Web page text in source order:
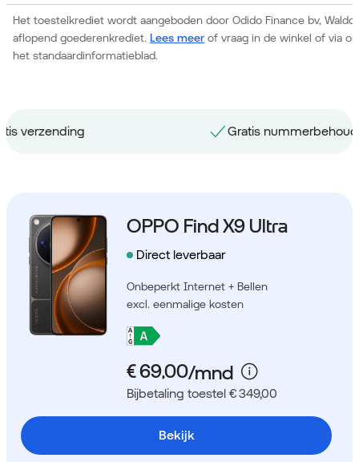
Het toestelkrediet wordt aangeboden door Odido Finance bv,
aflopend goederenkrediet. Lees meer of vraag in de winkel of via
het standaardinformatieblad.
Gratis nummerbehoud
OPPO Find X9 Ultra
Direct leverbaar
Onbeperkt Internet + Bellen
excl. eenmalige kosten
Bijbetaling toestel € 349,00
Bekijk